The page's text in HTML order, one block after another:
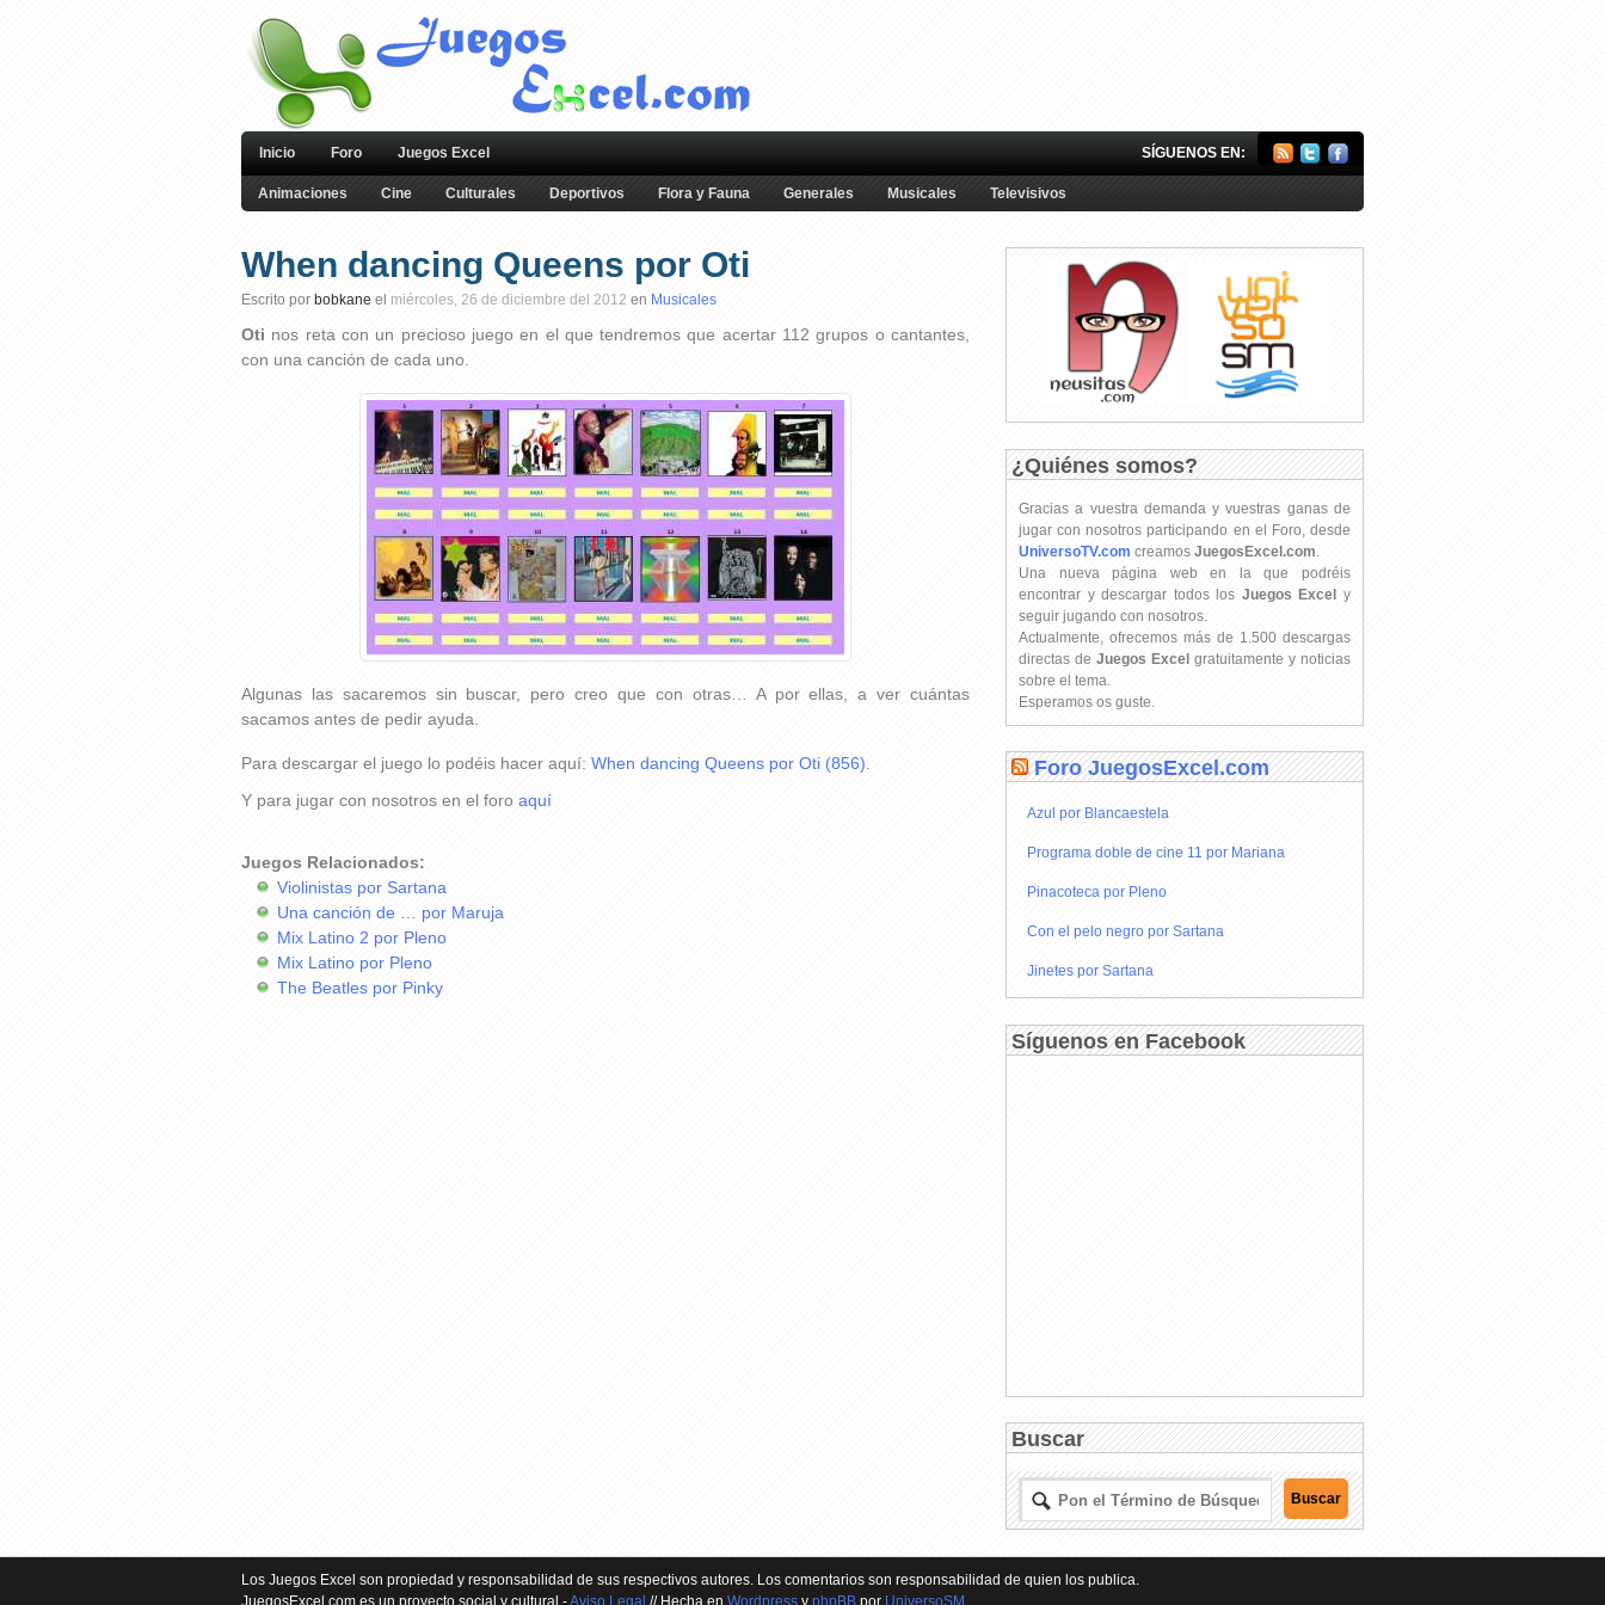
Inicio Foro Juegos Excel SÍGUENOS EN:
Animaciones Cine Culturales Deportivos Flora y Fauna Generales Musicales Televisivos
When dancing Queens por Oti
Escrito por bobkane el miércoles, 26 de diciembre del 2012 en Musicales
Oti nos reta con un precioso juego en el que tendremos que acertar 112 grupos o cantantes,
con una canción de cada uno.
Algunas las sacaremos sin buscar, pero creo que con otras… A por ellas, a ver cuántas
sacamos antes de pedir ayuda.
Para descargar el juego lo podéis hacer aquí: When dancing Queens por Oti (856).
Y para jugar con nosotros en el foro aquí
Juegos Relacionados:
Violinistas por Sartana
Una canción de … por Maruja
Mix Latino 2 por Pleno
Mix Latino por Pleno
The Beatles por Pinky
¿Quiénes somos?
Gracias a vuestra demanda y vuestras ganas de
jugar con nosotros participando en el Foro, desde
UniversoTV.com creamos JuegosExcel.com
Una nueva página web en la que podréis
encontrar y descargar todos los Juegos Excel y
seguir jugando con nosotros.
Actualmente, ofrecemos más de 1.500 descargas
directas de Juegos Excel gratuitamente y noticias
sobre el tema.
Esperamos os guste.
Foro JuegosExcel.com
Azul por Blancaestela
Programa doble de cine 11 por Mariana
Pinacoteca por Pleno
Con el pelo negro por Sartana
Jinetes por Sartana
Síguenos en Facebook
Buscar
Los Juegos Excel son propiedad y responsabilidad de sus respectivos autores. Los comentarios son responsabilidad de quien los publica.
JuegosExcel.com es un proyecto social y cultural -Aviso Legal // Hecha en Wordpress y phpBB por UniversoSM